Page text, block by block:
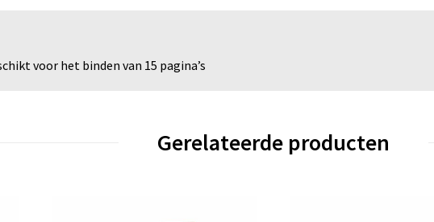
voor het binden van 15 pagina’s
Gerelateerde producten